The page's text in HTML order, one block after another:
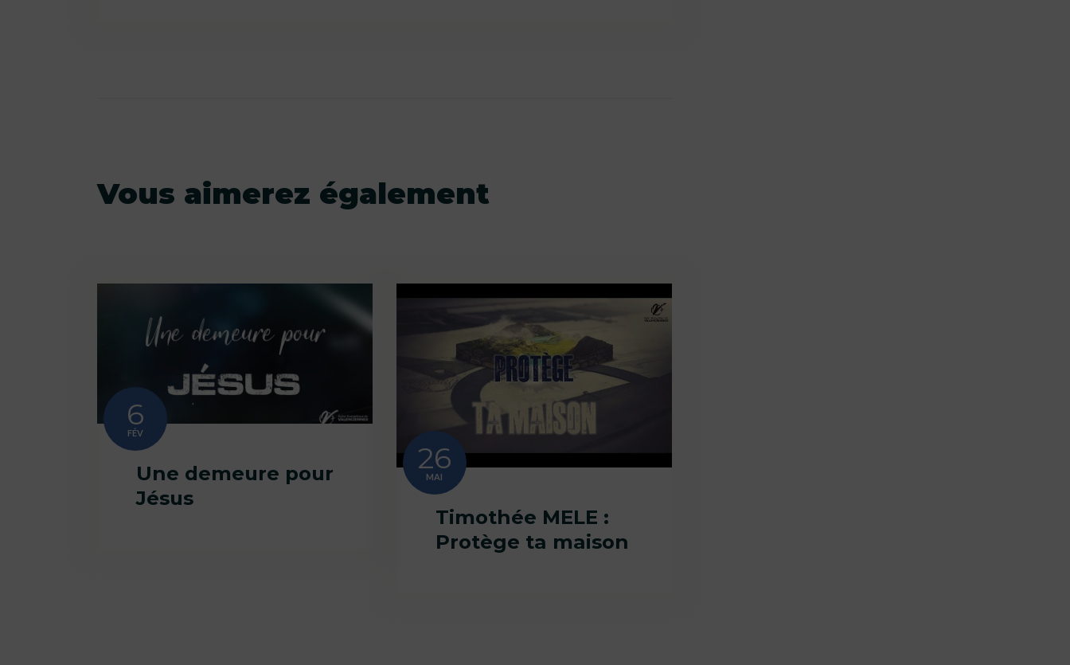
Vous aimerez également
6
FÉV
Une demeure pour
Jésus
26
MAI
Timothée MELE :
Protège ta maison